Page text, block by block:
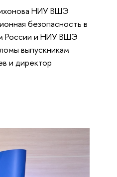
НИУ ВШЭ
безопасность в
России и НИУ ВШЭ
выпускникам
и директор